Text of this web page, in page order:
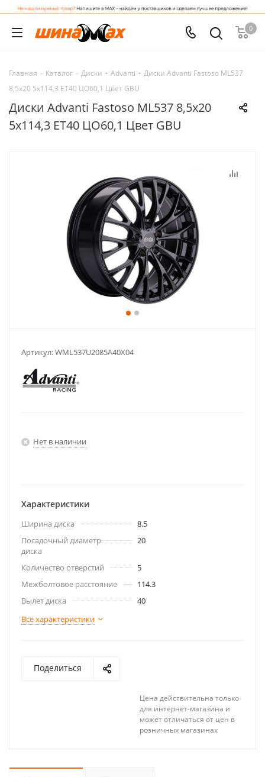
0
Главная - Каталог - Диски - Advanti - Диски Advanti Fastoso ML537
8,5x20 5x114,3 ET40 ЦО60,1 Цвет GBU
Диски Advanti Fastoso ML537 8,5x20
5x114,3 ET40 ЦО60,1 Цвет GBU
Артикул:WML537U2085A40X04
Нет в наличии
Характеристики
Ширина диска
8.5
Посадочный диаметр
диска
20
Количество отверстий
5
Межболтовое расстояние
114.3
Вылет диска
40
Все характеристики
Поделиться
Цена действительна только
для интернет-магазина и
может отличаться от цен в
розничных магазинах